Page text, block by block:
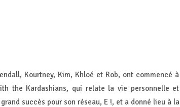
Kourtney, Kim, Khloé et Rob, ont commencé à
the Kardashians, qui relate la vie personnelle et
succès pour son réseau, E !, et a donné lieu à la